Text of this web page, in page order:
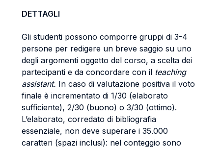
DETTAGLI
Gli studenti possono comporre gruppi di 3-4
persone per redigere un breve saggio su uno
degli argomenti oggetto del corso, a scelta dei
partecipanti e da concordare con il teaching
assistant. In caso di valutazione positiva il voto
finale è incrementato di 1/30 (elaborato
sufficiente), 2/30 (buono) o 3/30 (ottimo).
L’elaborato, corredato di bibliografia
essenziale, non deve superare i 35.000
caratteri (spazi inclusi): nel conteggio sono